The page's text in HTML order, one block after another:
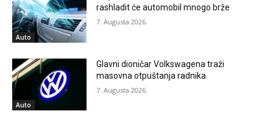
Auto
rashladit će automobil mnogo brže
7. Augusta 2026.
Auto
Glavni dioničar Volkswagena traži
masovna otpuštanja radnika
7. Augusta 2026.